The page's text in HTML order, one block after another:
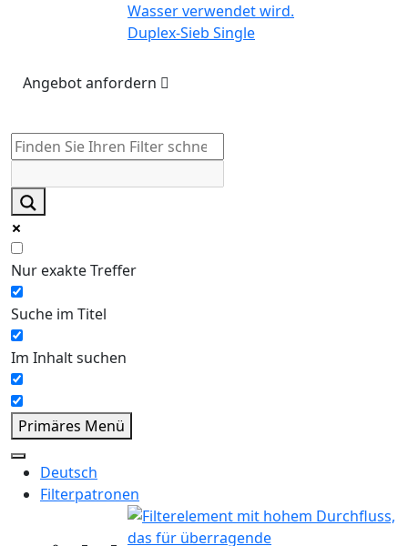
Duplex-Sieb Single
Angebot anfordern
Nur exakte Treffer
Suche im Titel
Im Inhalt suchen
Primäres Menü
Deutsch
Filterpatronen